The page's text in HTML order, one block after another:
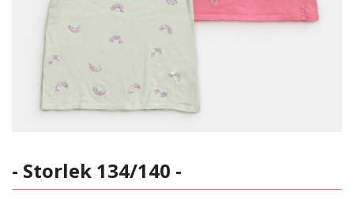
- Storlek 134/140 -